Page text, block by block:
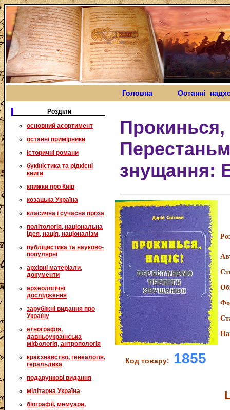
Головна Останні
Розділи
основний асортимент
останні примірники
історичні романи
букіністика та рідкісні
книги
книжки про Київ
козацька Україна
класична і сучасна проза
політологія, національна
ідея, нація, націоналізм
публіцистика та науково-
популярні
архівні матеріали,
документи
археологічні
дослідження
зарубіжні видання про
Україну
етнографія,
давньоукраїнська
міфологія, антропологія
краєзнавство, генеалогія,
геральдика
подарункові видання
мілітарна Україна
біографії, мемуари,
Прокинься,
знущання:
Код товару: 1855